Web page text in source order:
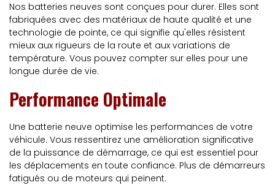
Nos batteries neuves sont conçues pour durer. Elles sont
fabriquées avec des matériaux de haute qualité et une
technologie de pointe, ce qui signifie qu'elles résistent
mieux aux rigueurs de la route et aux variations de
température. Vous pouvez compter sur elles pour une
longue durée de vie.
Performance Optimale
Une batterie neuve optimise les performances de votre
véhicule. Vous ressentirez une amélioration significative
de la puissance de démarrage, ce qui est essentiel pour
les déplacements en toute confiance. Plus de démarreurs
fatigués ou de moteurs qui peinent.